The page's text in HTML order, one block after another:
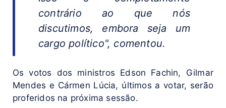
contrário ao que nós
discutimos, embora seja um
cargo político", comentou.
Os votos dos ministros Edson Fachin, Gilmar
Mendes e Cármen Lúcia, últimos a votar, serão
proferidos na próxima sessão.